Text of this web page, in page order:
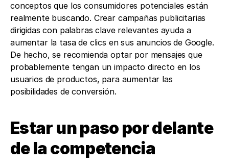
conceptos que los consumidores potenciales están
realmente buscando. Crear campañas publicitarias
dirigidas con palabras clave relevantes ayuda a
aumentar la tasa de clics en sus anuncios de Google.
De hecho, se recomienda optar por mensajes que
probablemente tengan un impacto directo en los
usuarios de productos, para aumentar las
posibilidades de conversión.
Estar un paso por delante
de la competencia